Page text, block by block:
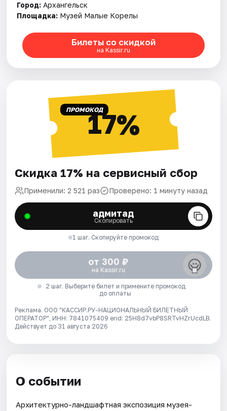
Город: Архангельск
Площадка: Музей Малые Корелы
Билеты со скидкой
на Kassir.ru
ПРОМОКОД17%
Скидка 17% на сервисный сбор
Применили: 2 521 раз Проверено: 1 минуту назад
адмитад
Скопировать
1 шаг. Скопируйте промокод
от 300 ₽
на Kassir.ru
2 шаг. Выберите билет и примените промокод
до оплаты
Реклама. ООО "КАССИР.РУ-НАЦИОНАЛЬНЫЙ БИЛЕТНЫЙ
ОПЕРАТОР", ИНН: 7841075409 erid: 25H8d7vbP8SRTvHZrUcdLB.
Действует до 31 августа 2026
О событии
Архитектурно-ландшафтная экспозиция музея-